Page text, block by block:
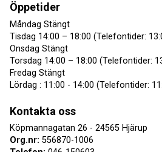
Öppetider
Måndag Stängt
Tisdag 14:00 – 18:00 (Telefontider:
Onsdag Stängt
Torsdag 14:00 – 18:00 (Telefontider:
Fredag Stängt
Lördag : 11:00 - 14:00 (Telefontider:
Kontakta oss
Köpmannagatan 26 - 24565 Hjärup
Org.nr: 556870-1006